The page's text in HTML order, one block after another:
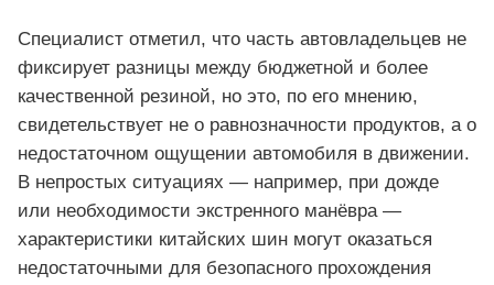
Специалист отметил, что часть автовладельцев не
фиксирует разницы между бюджетной и более
качественной резиной, но это, по его мнению,
свидетельствует не о равнозначности продуктов, а о
недостаточном ощущении автомобиля в движении.
В непростых ситуациях — например, при дожде
или необходимости экстренного манёвра —
характеристики китайских шин могут оказаться
недостаточными для безопасного прохождения